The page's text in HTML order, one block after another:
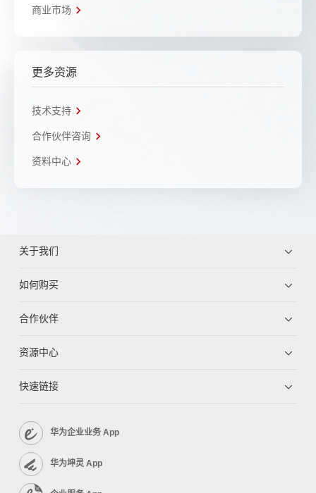
商业市场
更多资源
技术支持
合作伙伴咨询
资料中心
关于我们
如何购买
合作伙伴
资源中心
快速链接
华为企业业务 App
华为坤灵 App